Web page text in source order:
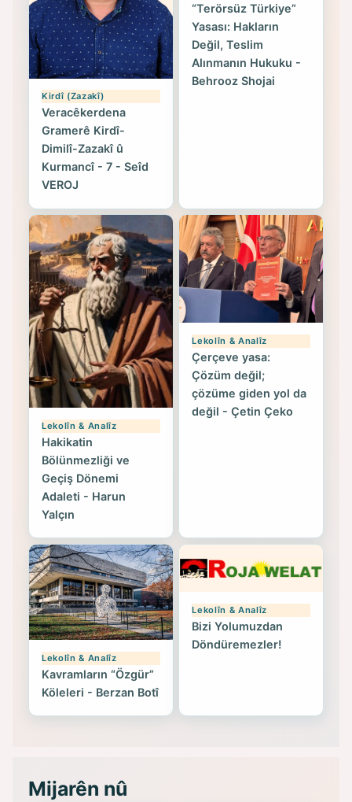
Kirdî (Zazakî)
Veracêkerdena
Gramerê Kirdî-
Dimilî-Zazakî û
Kurmancî - 7 - Seîd
VEROJ
“Terörsüz Türkiye”
Yasası: Hakların
Değil, Teslim
Alınmanın Hukuku -
Behrooz Shojai
Lekolîn & Analîz
Hakikatin
Bölünmezliği ve
Geçiş Dönemi
Adaleti - Harun
Yalçın
Lekolîn & Analîz
Çerçeve yasa:
Çözüm değil;
çözüme giden yol da
değil - Çetin Çeko
Lekolîn & Analîz
Kavramların “Özgür”
Köleleri - Berzan Botî
Lekolîn & Analîz
Bizi Yolumuzdan
Döndüremezler!
Mijarên nû